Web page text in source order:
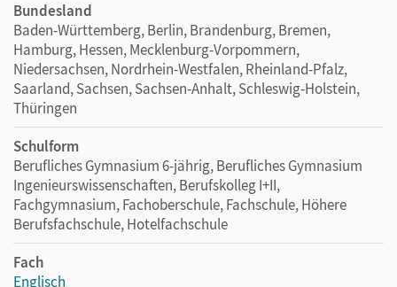
Bundesland
Baden-Württemberg, Berlin, Brandenburg, Bremen,
Hamburg, Hessen, Mecklenburg-Vorpommern,
Niedersachsen, Nordrhein-Westfalen, Rheinland-Pfalz,
Saarland, Sachsen, Sachsen-Anhalt, Schleswig-Holstein,
Thüringen
Schulform
Berufliches Gymnasium 6-jährig, Berufliches Gymnasium
Ingenieurswissenschaften, Berufskolleg I+II,
Fachgymnasium, Fachoberschule, Fachschule, Höhere
Berufsfachschule, Hotelfachschule
Fach
Englisch